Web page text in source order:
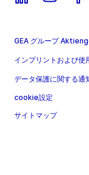
GEA グループ
インプリントおよび使
データ保護に関する通
cookie設定
サイトマップ